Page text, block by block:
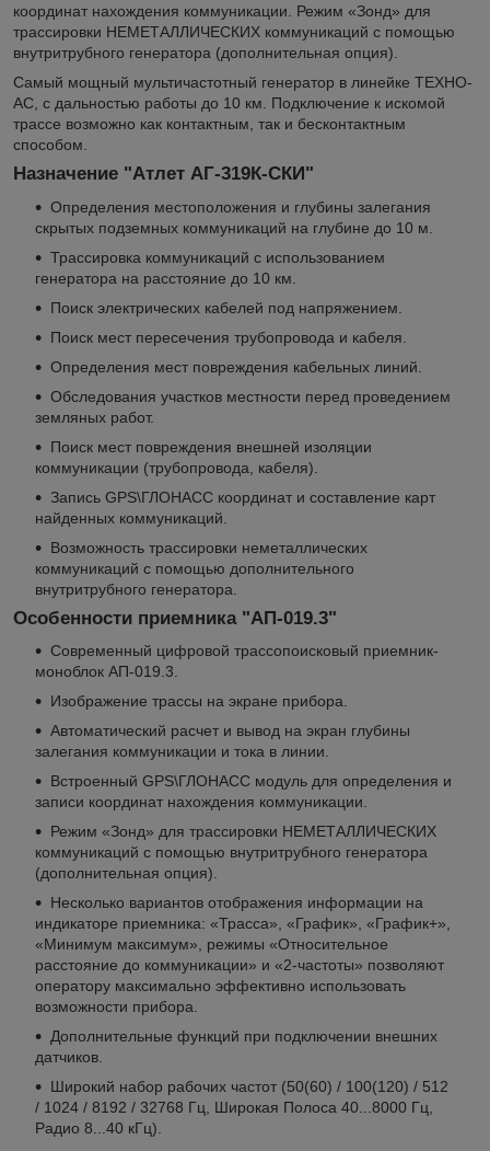
координат нахождения коммуникации. Режим «Зонд» для
трассировки НЕМЕТАЛЛИЧЕСКИХ коммуникаций с помощью
внутритрубного генератора (дополнительная опция).
Самый мощный мультичастотный генератор в линейке ТЕХНО-
АС, с дальностью работы до 10 км. Подключение к искомой
трассе возможно как контактным, так и бесконтактным
способом.
Назначение "Атлет АГ-319К-СКИ"
Определения местоположения и глубины залегания
скрытых подземных коммуникаций на глубине до 10 м.
Трассировка коммуникаций с использованием
генератора на расстояние до 10 км.
Поиск электрических кабелей под напряжением.
Поиск мест пересечения трубопровода и кабеля.
Определения мест повреждения кабельных линий.
Обследования участков местности перед проведением
земляных работ.
Поиск мест повреждения внешней изоляции
коммуникации (трубопровода, кабеля).
Запись GPS\ГЛОНАСС координат и составление карт
найденных коммуникаций.
Возможность трассировки неметаллических
коммуникаций с помощью дополнительного
внутритрубного генератора.
Особенности приемника "АП-019.3"
Современный цифровой трассопоисковый приемник-
моноблок АП-019.3.
Изображение трассы на экране прибора.
Автоматический расчет и вывод на экран глубины
залегания коммуникации и тока в линии.
Встроенный GPS\ГЛОНАСС модуль для определения и
записи координат нахождения коммуникации.
Режим «Зонд» для трассировки НЕМЕТАЛЛИЧЕСКИХ
коммуникаций с помощью внутритрубного генератора
(дополнительная опция).
Несколько вариантов отображения информации на
индикаторе приемника: «Трасса», «График», «График+»,
«Минимум максимум», режимы «Относительное
расстояние до коммуникации» и «2-частоты» позволяют
оператору максимально эффективно использовать
возможности прибора.
Дополнительные функций при подключении внешних
датчиков.
Широкий набор рабочих частот (50(60) / 100(120) / 512
/ 1024 / 8192 / 32768 Гц, Широкая Полоса 40...8000 Гц,
Радио 8...40 кГц).